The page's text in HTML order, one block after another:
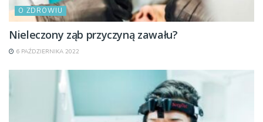
O ZDROWIU
Nieleczony ząb przyczyną zawału?
6 PAŹDZIERNIKA 2022